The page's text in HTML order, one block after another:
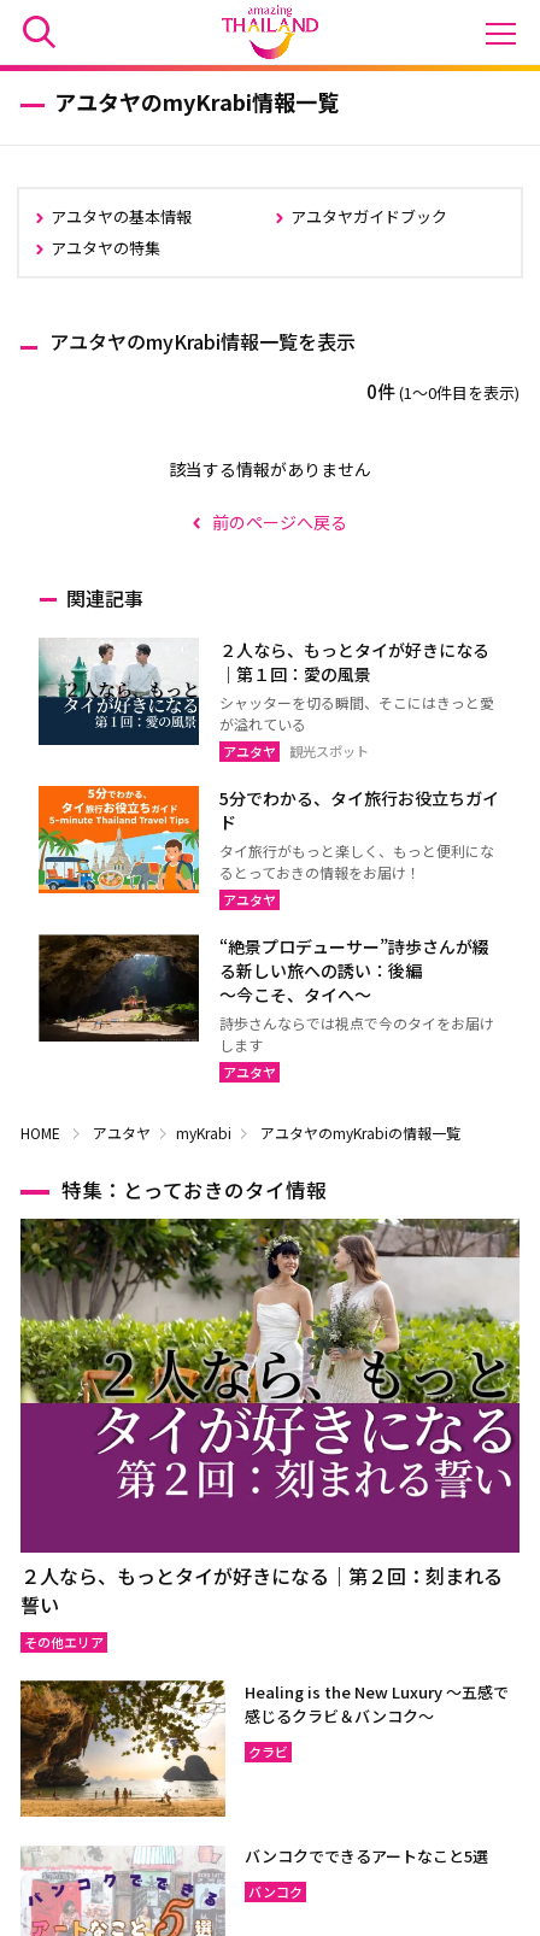
アユタヤのmyKrabi情報一覧
アユタヤの基本情報
アユタヤガイドブック
アユタヤの特集
アユタヤのmyKrabi情報一覧を表示
0件(1〜0件目を表示)
該当する情報がありません
前のページへ戻る
関連記事
２人なら、もっとタイが好きになる
｜第１回：愛の風景
シャッターを切る瞬間、そこにはきっと愛
が溢れている
アユタヤ 観光スポット
5分でわかる、タイ旅行お役立ちガイ
ド
タイ旅行がもっと楽しく、もっと便利にな
るとっておきの情報をお届け！
アユタヤ
“絶景プロデューサー”詩歩さんが綴
る新しい旅への誘い：後編
～今こそ、タイへ～
詩歩さんならでは視点で今のタイをお届け
します
アユタヤ
HOME アユタヤ myKrabi アユタヤのmyKrabiの情報一覧
特集：とっておきのタイ情報
２人なら、もっとタイが好きになる｜第２回：刻まれる
誓い
その他エリア
Healing is the New Luxury ～五感で
感じるクラビ＆バンコク～
クラビ
バンコクでできるアートなこと5選
バンコク